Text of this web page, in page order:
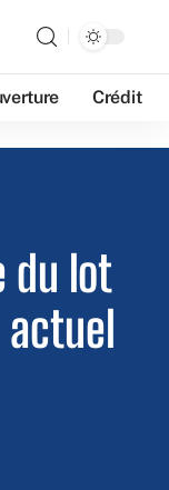
Crédit
du lot